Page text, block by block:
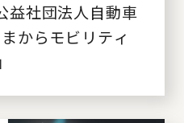
益社団法人自動車
からモビリティ